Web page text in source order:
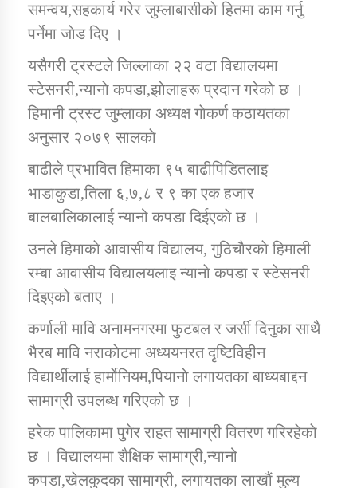
तातोपानी गाउँपालिकाको न्यायिक समिति सम्बन्धी सन्देश
तातोपानी गाउँपालिका जुम्लाको महिला तथा लैङ्गिक हिंसा
सम्बन्धी सूचना सन्देश
तातोपानी गाउँपालिका जुम्लाको महिनावारी सम्बन्धिकाे
सन्देश
तातोपानी गाउँपालिका जुम्लाको बालविवाह सन्देश
तातोपानी गाउँपालिका जुम्लाको सूचना
तातोपानी गाउँपालिका जुम्लाको सूचना
समन्वय,सहकार्य गरेर जुम्लाबासीकाे हितमा काम गर्नु
पर्नेमा जाेड दिए ।
यसैगरी ट्रस्टले जिल्लाका २२ वटा विद्यालयमा
स्टेसनरी,न्यानाे कपडा,झाेलाहरू प्रदान गरेकाे छ ।
हिमानी ट्रस्ट जुम्लाका अध्यक्ष गाेकर्ण कठायतका
अनुसार २०७९ सालकाे
बाढीले प्रभावित हिमाका ९५ बाढीपिडितलाइ
भाडाकुडा,तिला ६,७,८ र ९ का एक हजार
बालबालिकालाई न्यानो कपडा दिईएकाे छ ।
उनले हिमाकाे आवासीय विद्यालय, गुठिचाैरकाे हिमाली
रम्बा आवासीय विद्यालयलाइ न्यानाे कपडा र स्टेसनरी
दिइएको बताए ।
कर्णाली मावि अनामनगरमा फुटबल र जर्सी दिनुका साथै
भैरब मावि नराकाेटमा अध्ययनरत दृष्टिविहीन
विद्यार्थीलाई हार्माेनियम,पियानाे लगायतका बाध्यबाद्दन
सामाग्री उपलब्ध गरिएको छ ।
हरेक पालिकामा पुगेर राहत सामाग्री वितरण गरिरहेकाे
छ । विद्यालयमा शैक्षिक सामाग्री,न्यानो
कपडा,खेलकुदका सामाग्री, लगायतका लाखाैं मुल्य